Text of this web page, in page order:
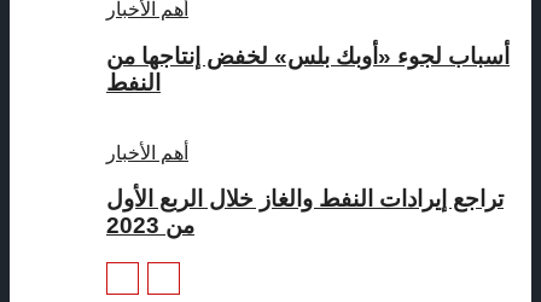
أهم الأخبار
أسباب لجوء «أوبك بلس» لخفض إنتاجها من
النفط
أهم الأخبار
تراجع إيرادات النفط والغاز خلال الربع الأول
من 2023